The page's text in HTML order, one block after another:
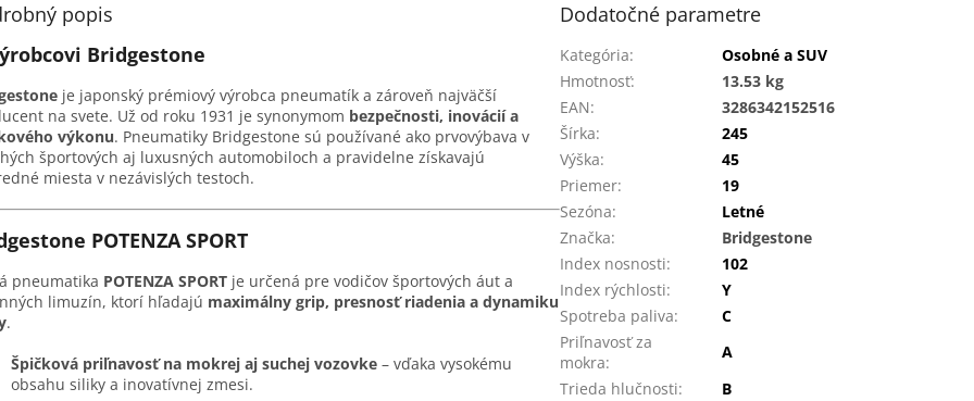
popis
Bridgestone
je japonský prémiový výrobca pneumatík a zároveň najväčší
na svete. Už od roku 1931 je synonymom bezpečnosti, inovácií a
výkonu. Pneumatiky Bridgestone sú používané ako prvovýbava v
športových aj luxusných automobiloch a pravidelne získavajú
miesta v nezávislých testoch.
POTENZA SPORT
pneumatika POTENZA SPORT je určená pre vodičov športových áut a
limuzín, ktorí hľadajú maximálny grip, presnosť riadenia a dynamiku
.
Špičková priľnavosť na mokrej aj suchej vozovke – vďaka vysokému
obsahu siliky a inovatívnej zmesi.
Dodatočné parametre
Kategória:
Osobné a SUV
Hmotnosť:
13.53 kg
EAN:
3286342152516
Šírka:
245
Výška:
45
Priemer:
19
Sezóna:
Letné
Značka:
Bridgestone
Index nosnosti:
102
Index rýchlosti:
Y
Spotreba paliva:
C
Priľnavosť za
mokra:
A
Trieda hlučnosti:
B